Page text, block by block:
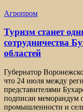
Агропром
Туризм станет
сотрудничества
областей
Губернатор
что 24 июля между
представителями
подписан меморандум
промышленности и